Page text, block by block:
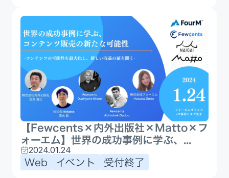
【Fewcents×内外出版社×Matto×フ
ォーエム】世界の成功事例に学ぶ、...
2024.01.24
Web イベント 受付終了